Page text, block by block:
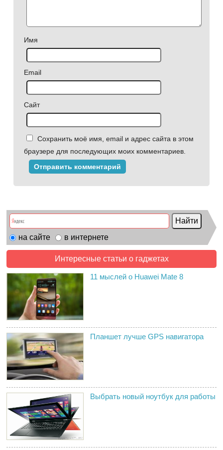
Имя
Email
Сайт
Сохранить моё имя, email и адрес сайта в этом
браузере для последующих моих комментариев.
на сайте в интернете
Интересные статьи о гаджетах
11 мыслей о Huawei Mate 8
Планшет лучше GPS навигатора
Выбрать новый ноутбук для работы